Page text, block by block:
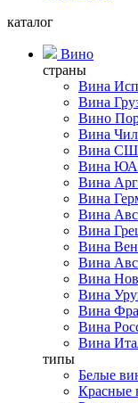
каталог
Вино
страны
Вина
Вина
Вино
Вина
Вина
Вина
Вина
Вина
Вина
Вина
Вина
Вина
Вина
Вина
Вина
Вина
Вина
типы
Белые
Красные